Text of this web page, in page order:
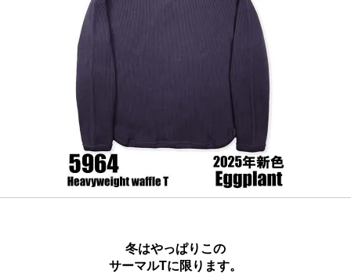
冬はやっぱりこの
サーマルTに限ります。